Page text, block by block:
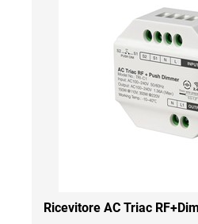
Ricevitore AC Triac